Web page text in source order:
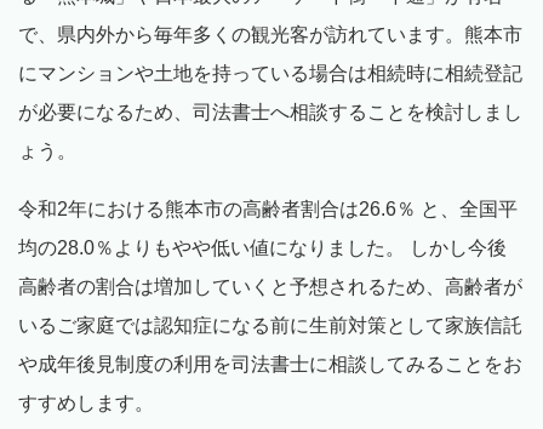
で、県内外から毎年多くの観光客が訪れています。熊本市
にマンションや土地を持っている場合は相続時に相続登記
が必要になるため、司法書士へ相談することを検討しまし
ょう。
令和2年における熊本市の高齢者割合は26.6％ と、全国平
均の28.0％よりもやや低い値になりました。 しかし今後
高齢者の割合は増加していくと予想されるため、高齢者が
いるご家庭では認知症になる前に生前対策として家族信託
や成年後見制度の利用を司法書士に相談してみることをお
すすめします。